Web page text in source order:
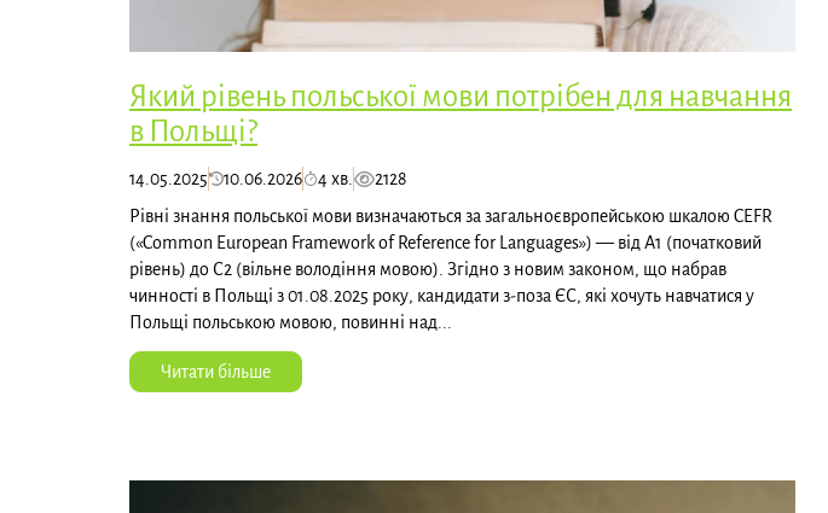
Який рівень польської мови потрібен для навчання
в Польщі?
14.05.2025 10.06.2026 4 хв.
2128
Рівні знання польської мови визначаються за загальноєвропейською шкалою CEFR
(«Common European Framework of Reference for Languages») — від А1 (початковий
рівень) до С2 (вільне володіння мовою). Згідно з новим законом, що набрав
чинності в Польщі з 01.08.2025 року, кандидати з-поза ЄС, які хочуть навчатися у
Польщі польською мовою, повинні над...
Читати більше